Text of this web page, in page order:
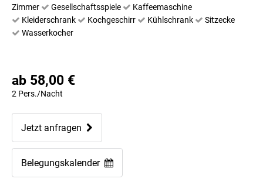
Zimmer
Gesellschaftsspiele
Kaffeemaschine
Kleiderschrank
Kochgeschirr Kühlschrank
Sitzecke
Wasserkocher
ab 58,00 €
2 Pers./Nacht
Jetzt anfragen
Belegungskalender